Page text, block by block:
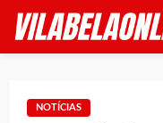
NOTÍCIAS